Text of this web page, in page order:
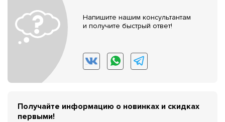
Напишите нашим консультантам
и получите быстрый ответ!
Получайте информацию о новинках и скидках
первыми!